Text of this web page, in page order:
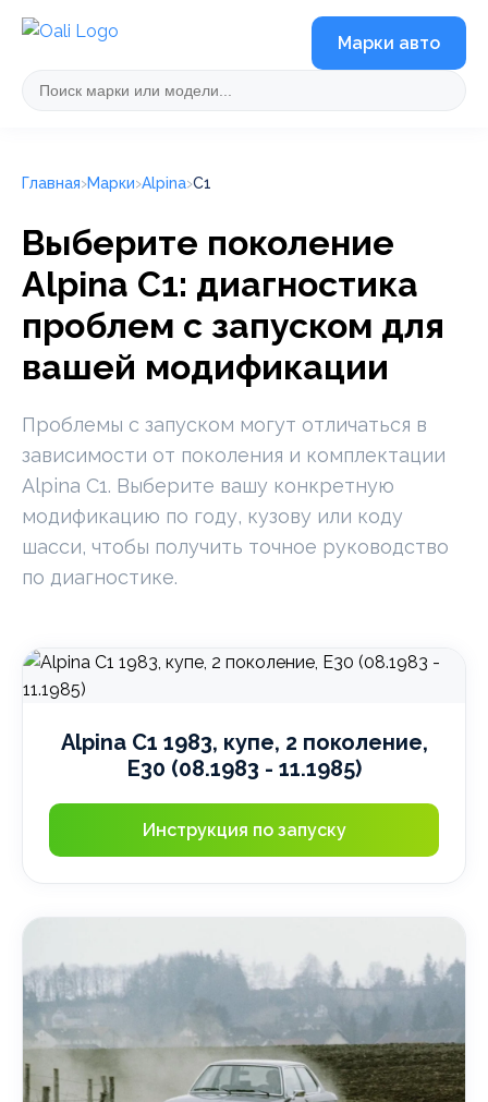
Марки авто
Главная Марки Alpina C1
Выберите поколение
Alpina C1: диагностика
проблем с запуском для
вашей модификации
Проблемы с запуском могут отличаться в
зависимости от поколения и комплектации
Alpina C1. Выберите вашу конкретную
модификацию по году, кузову или коду
шасси, чтобы получить точное руководство
по диагностике.
Alpina C1 1983, купе, 2 поколение,
E30 (08.1983 - 11.1985)
Инструкция по запуску